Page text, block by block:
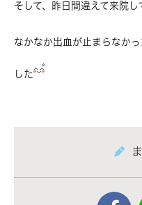
そして、昨日間違えて来院
なかなか出血が止まらなか
した